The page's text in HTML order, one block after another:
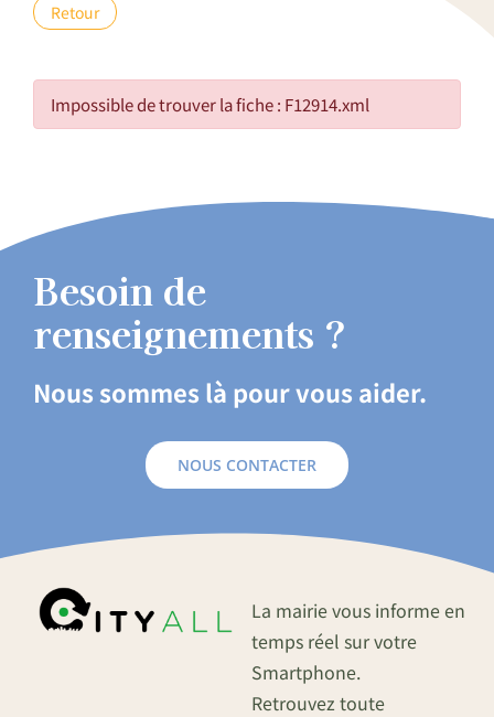
Retour
Impossible de trouver la fiche : F12914.xml
Besoin de
renseignements ?
Nous sommes là pour vous aider.
NOUS CONTACTER
La mairie vous informe en
temps réel sur votre
Smartphone.
Retrouvez toute